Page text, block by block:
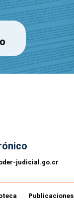
judicial.go.cr
Publicaciones